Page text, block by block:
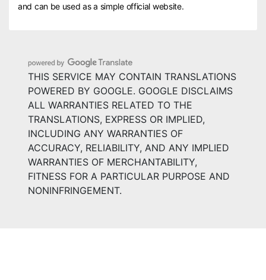
and can be used as a simple official website.
THIS SERVICE MAY CONTAIN TRANSLATIONS
POWERED BY GOOGLE. GOOGLE DISCLAIMS
ALL WARRANTIES RELATED TO THE
TRANSLATIONS, EXPRESS OR IMPLIED,
INCLUDING ANY WARRANTIES OF
ACCURACY, RELIABILITY, AND ANY IMPLIED
WARRANTIES OF MERCHANTABILITY,
FITNESS FOR A PARTICULAR PURPOSE AND
NONINFRINGEMENT.